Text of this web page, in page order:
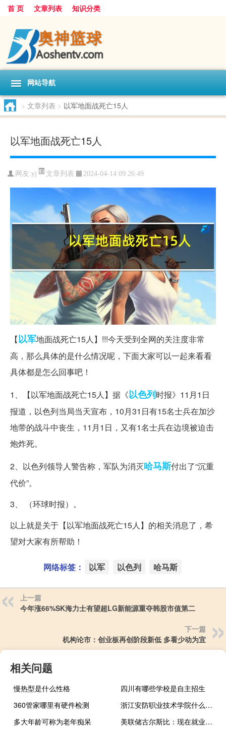
首 页 文章列表 知识分类
网站导航
> 文章列表 > 以军地面战死亡15人
以军地面战死亡15人
网友:yj 文章列表 2024-04-14 09:26:49
【以军地面战死亡15人】!!!今天受到全网的关注度非常
高，那么具体的是什么情况呢，下面大家可以一起来看看
具体都是怎么回事吧！
1、【以军地面战死亡15人】据《以色列时报》11月1日
报道，以色列当局当天宣布，10月31日有15名士兵在加沙
地带的战斗中丧生，11月1日，又有1名士兵在边境被迫击
炮炸死。
2、以色列领导人警告称，军队为消灭哈马斯付出了“沉重
代价”。
3、 （环球时报）。
以上就是关于【以军地面战死亡15人】的相关消息了，希
望对大家有所帮助！
网络标签： 以军 以色列 哈马斯
上一篇
今年涨66%SK海力士有望超LG新能源重夺韩股市值第二
下一篇
机构论市：创业板再创阶段新低 多看少动为宜
相关问题
慢热型是什么性格
四川有哪些学校是自主招生
360管家哪里有硬件检测
浙江安防职业技术学院什么时候开学
多大年龄可称为老年痴呆
美联储古尔斯比：现在就业和增长率不应该是主要关注点